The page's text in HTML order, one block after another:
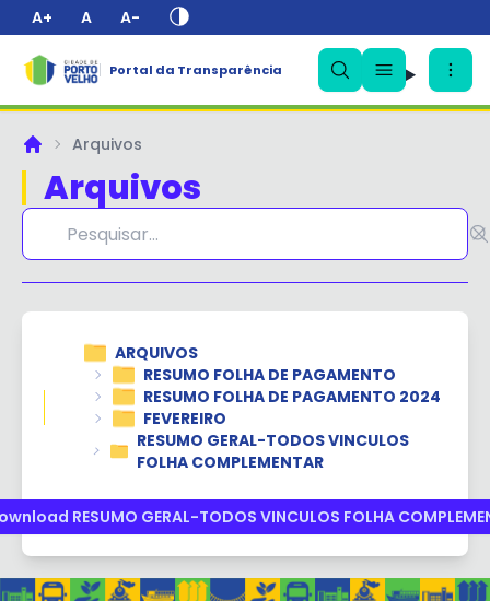
A+ A A-
Portal da Transparência
PrincipalArquivos
Arquivos
ARQUIVOS
RESUMO FOLHA DE PAGAMENTO
RESUMO FOLHA DE PAGAMENTO 2024
FEVEREIRO
RESUMO GERAL-TODOS VINCULOS
FOLHA COMPLEMENTAR
RESUMO GERAL-TODOS VINCULOS FOLHA
✕